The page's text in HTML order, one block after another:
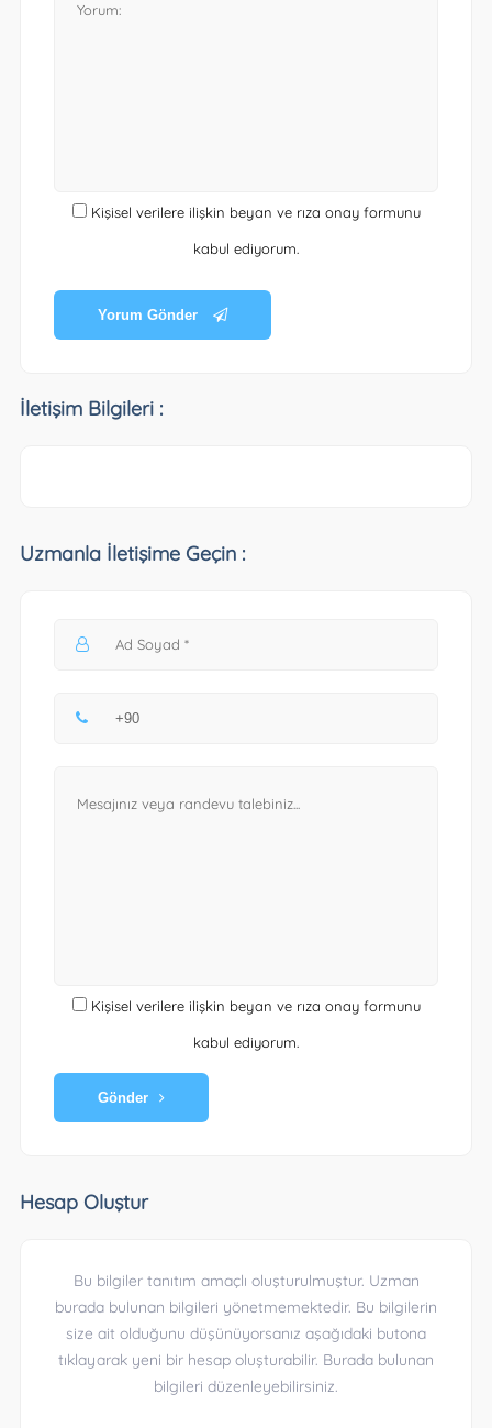
Kişisel verilere ilişkin beyan ve rıza onay formunu
kabul ediyorum.
Yorum Gönder
İletişim Bilgileri :
Uzmanla İletişime Geçin :
Kişisel verilere ilişkin beyan ve rıza onay formunu
kabul ediyorum.
Gönder
Hesap Oluştur
Bu bilgiler tanıtım amaçlı oluşturulmuştur. Uzman
burada bulunan bilgileri yönetmemektedir. Bu bilgilerin
size ait olduğunu düşünüyorsanız aşağıdaki butona
tıklayarak yeni bir hesap oluşturabilir. Burada bulunan
bilgileri düzenleyebilirsiniz.